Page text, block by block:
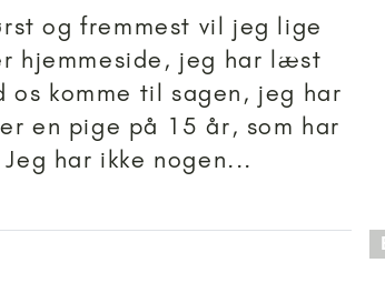
og fremmest vil jeg lige
hjemmeside, jeg har læst
os komme til sagen, jeg har
en pige på 15 år, som har
har ikke nogen...